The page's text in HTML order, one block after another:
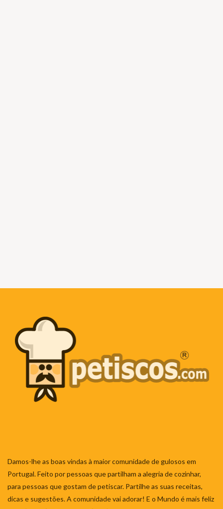
Damos-lhe as boas vindas à maior comunidade de gulosos em
Portugal. Feito por pessoas que partilham a alegria de cozinhar,
para pessoas que gostam de petiscar. Partilhe as suas receitas,
dicas e sugestões. A comunidade vai adorar! E o Mundo é mais feliz